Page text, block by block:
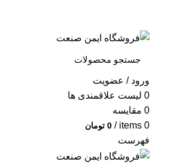
ورود / عضویت
0 لیست علاقمندی ها
0 مقایسه
0
items
/
0 تومان
فهرست